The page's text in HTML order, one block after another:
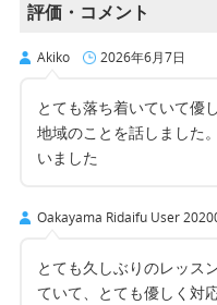
評価・コメント
Akiko 2026年6月7日
とても落ち着いていて優
地域のことを話しました
いました
Oakayama Ridaifu User
とても久しぶりのレッス
ていて、とても優しく対